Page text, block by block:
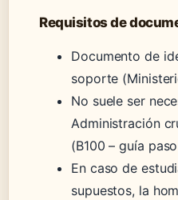
Requisitos de
Documento de
soporte
No suele ser
Administración
(B100 – guía
En caso de
supuestos, la